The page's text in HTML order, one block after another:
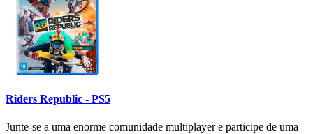
Riders Republic - PS5
Junte-se a uma enorme comunidade multiplayer e participe de uma